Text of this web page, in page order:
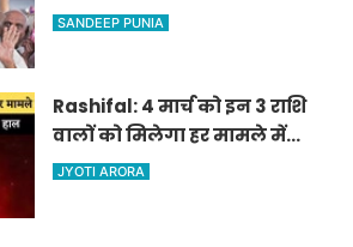
वाले बुजुर्गों को भी मिलेगी बुढ़ापा
SANDEEP PUNIA
Rashifal: 4 मार्च को इन 3 राशि
वालों को मिलेगा हर मामले में
किस्मत का साथ, पढ़ें 12 राशियों का
JYOTI ARORA